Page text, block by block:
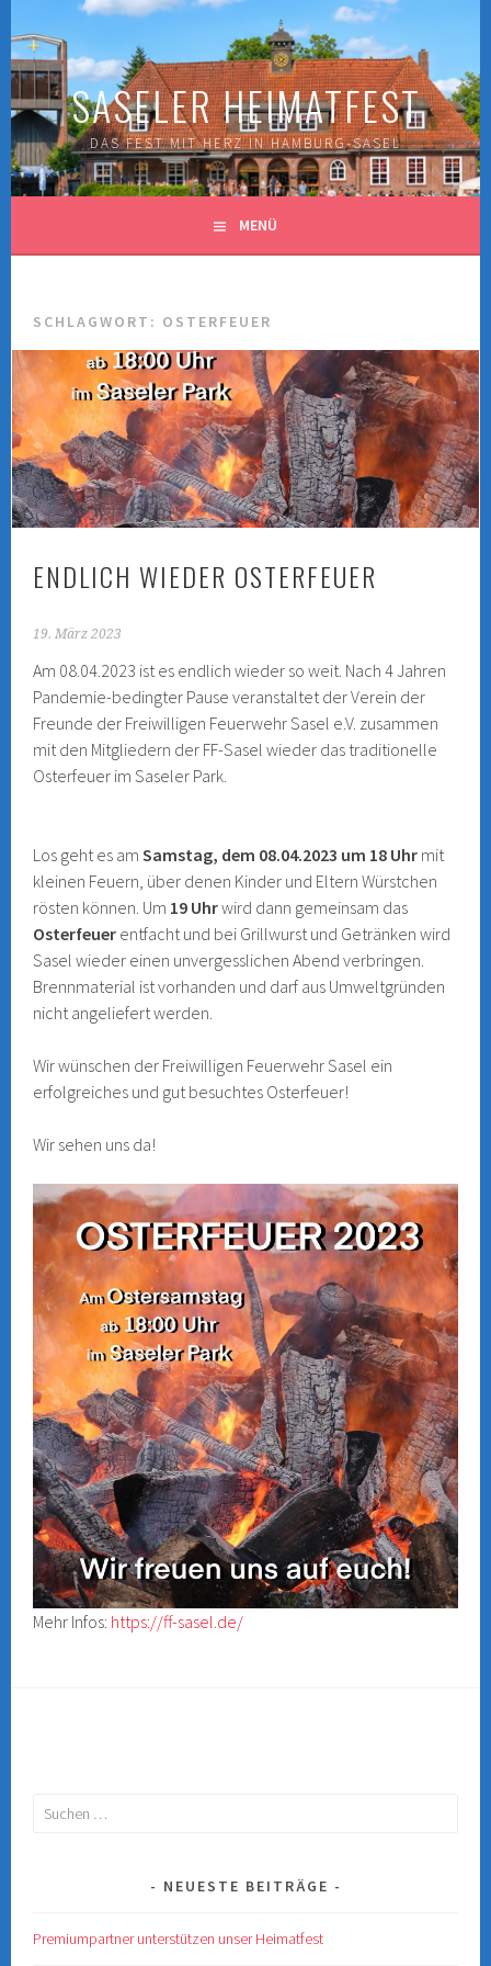
zum
Inhalt
SASELER HEIMATFEST
DAS FEST MIT HERZ IN HAMBURG-SASEL
MENÜ
SCHLAGWORT: OSTERFEUER
ENDLICH WIEDER OSTERFEUER
19. März 2023
Am 08.04.2023 ist es endlich wieder so weit. Nach 4 Jahren
Pandemie-bedingter Pause veranstaltet der Verein der
Freunde der Freiwilligen Feuerwehr Sasel e.V. zusammen
mit den Mitgliedern der FF-Sasel wieder das traditionelle
Osterfeuer im Saseler Park.
Los geht es amSamstag, dem 08.04.2023 um 18 Uhr mit
kleinen Feuern, über denen Kinder und Eltern Würstchen
rösten können. Um 19 Uhrwird dann gemeinsam das
Osterfeuer entfacht und bei Grillwurst und Getränken wird
Sasel wieder einen unvergesslichen Abend verbringen.
Brennmaterial ist vorhanden und darf aus Umweltgründen
nicht angeliefert werden.
Wir wünschen der Freiwilligen Feuerwehr Sasel ein
erfolgreiches und gut besuchtes Osterfeuer!
Wir sehen uns da!
Mehr Infos: https://ff-sasel.de/
Suchen
NEUESTE BEITRÄGE
Premiumpartner unterstützen unser Heimatfest